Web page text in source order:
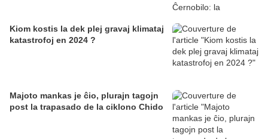
Kiom kostis la dek plej gravaj klimataj
katastrofoj en 2024 ?
Majoto mankas je ĉio, plurajn tagojn
post la trapasado de la ciklono Chido